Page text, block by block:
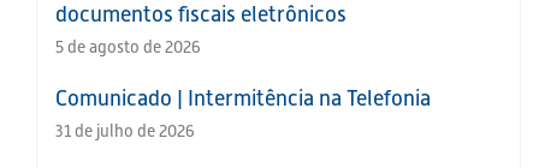
documentos fiscais eletrônicos
5 de agosto de 2026
Comunicado | Intermitência na Telefonia
31 de julho de 2026